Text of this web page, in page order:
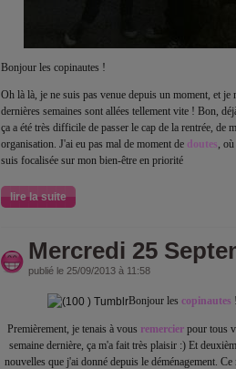
Bonjour les copinautes !
Oh là là, je ne suis pas venue depuis un moment, et je
dernières semaines sont allées tellement vite ! Bon,
ça a été très difficile de passer le cap de la rentrée, de
organisation. J'ai eu pas mal de moment de doutes,
suis focalisée sur mon bien-être en priorité
lire la suite
Mercredi 25
publié le 25/09/2013 à 11:58
Bonjour les copinautes
Premièrement, je tenais à vous remercier pour tous
semaine dernière, ça m'a fait très plaisir :) Et
nouvelles que j'ai donné depuis le déménagement.